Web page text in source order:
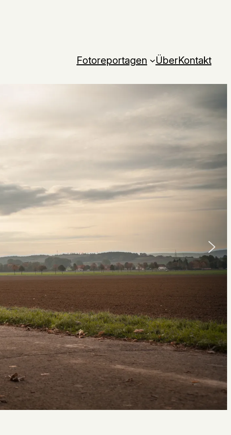
Fotoreportagen ÜberKontakt